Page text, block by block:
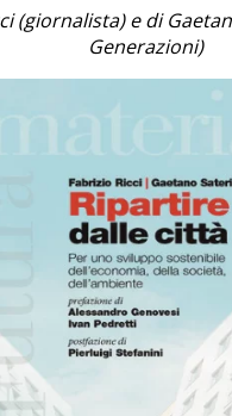
(giornalista) edi
Generazioni)